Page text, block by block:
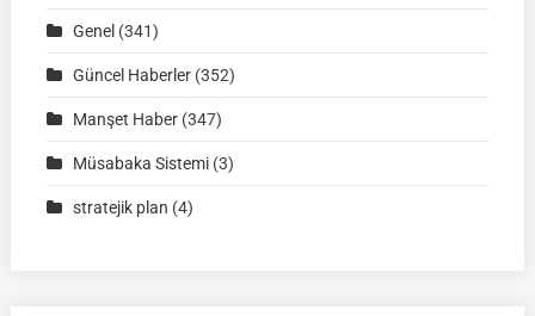
İSİM
Genel (341)
Güncel Haberler(352)
Manşet Haber(347)
Müsabaka Sistemi(3)
stratejik plan (4)